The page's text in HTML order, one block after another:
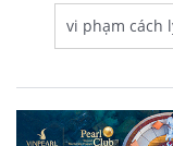
vi phạm cách